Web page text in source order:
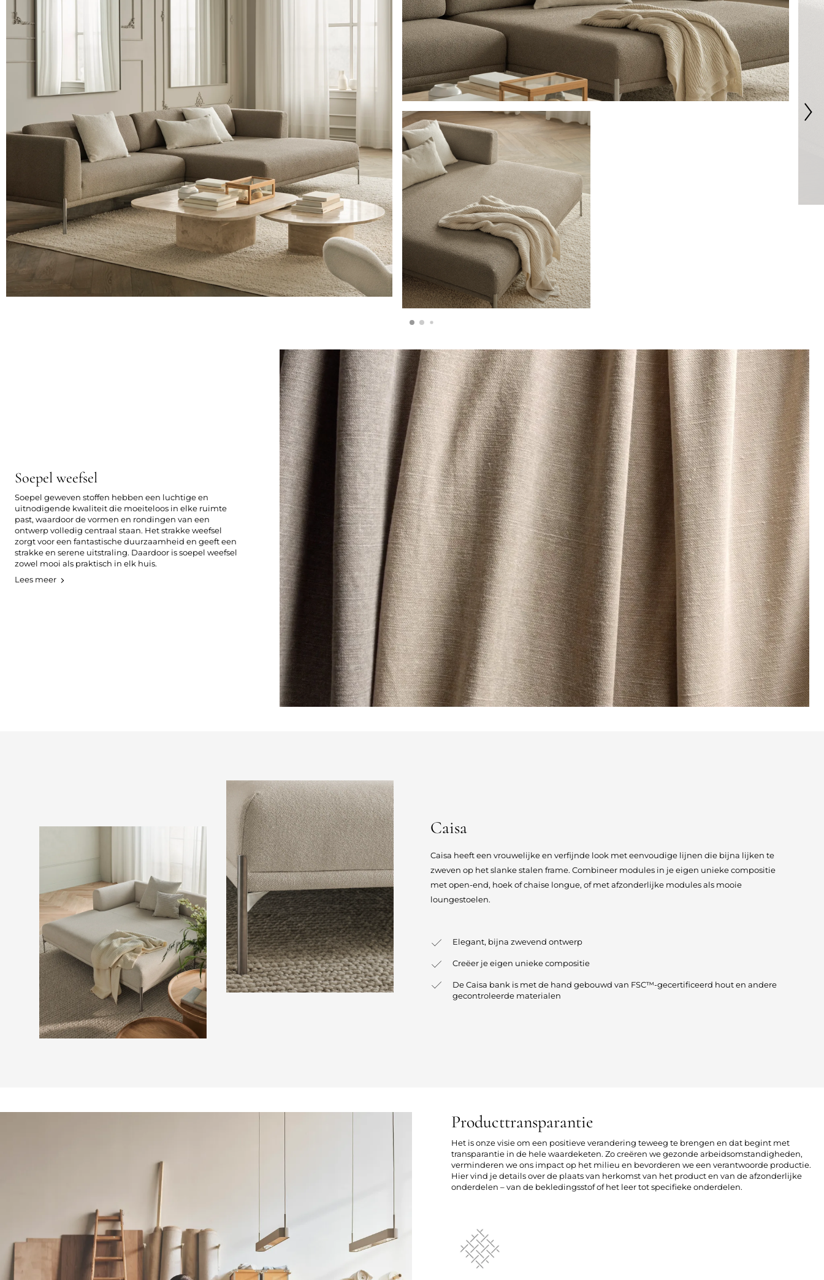
Soepel weefsel
Soepel geweven stoffen hebben een luchtige en
uitnodigende kwaliteit die moeiteloos in elke ruimte
past, waardoor de vormen en rondingen van een
ontwerp volledig centraal staan. Het strakke weefsel
zorgt voor een fantastische duurzaamheid en geeft een
strakke en serene uitstraling. Daardoor is soepel weefsel
zowel mooi als praktisch in elk huis.
Lees meer
Caisa
Caisa heeft een vrouwelijke en verfijnde look met eenvoudige lijnen die bijna lijken te
zweven op het slanke stalen frame. Combineer modules in je eigen unieke compositie
met open-end, hoek of chaise longue, of met afzonderlijke modules als mooie
loungestoelen.
Elegant, bijna zwevend ontwerp
Creëer je eigen unieke compositie
De Caisa bank is met de hand gebouwd van FSC™-gecertificeerd hout en andere
gecontroleerde materialen
Producttransparantie
Het is onze visie om een positieve verandering teweeg te brengen en dat begint met
transparantie in de hele waardeketen. Zo creëren we gezonde arbeidsomstandigheden,
verminderen we ons impact op het milieu en bevorderen we een verantwoorde productie.
Hier vind je details over de plaats van herkomst van het product en van de afzonderlijke
onderdelen – van de bekledingsstof of het leer tot specifieke onderdelen.